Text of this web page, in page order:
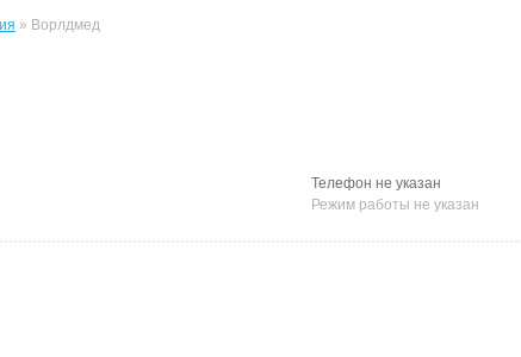
» Ворлдмед
Телефон не указан
Режим работы не указан